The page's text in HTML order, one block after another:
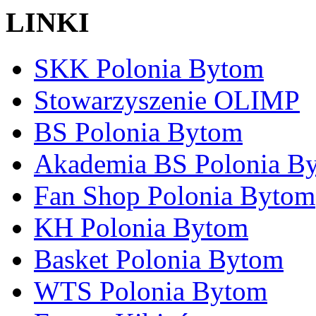
LINKI
SKK Polonia Bytom
Stowarzyszenie OLIMP
BS Polonia Bytom
Akademia BS Polonia
Fan Shop Polonia Bytom
KH Polonia Bytom
Basket Polonia Bytom
WTS Polonia Bytom